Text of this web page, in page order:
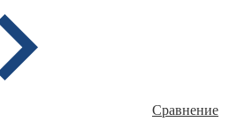
Сравнение